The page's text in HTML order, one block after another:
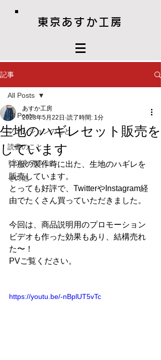
東京あすか工房
記事
All Posts
ファッションのこと
読書のこと
ビジネスのこと
その他
All Posts
生地のハギレセット販売を
しています
あすか工房
2023年5月22日 読了時間: 1分
洋服の製作時に出た、生地のハギレを
販売しています。
とっても好評で、TwitterやInstagram経
由でたくさん買っていただきました。
今回は、商品説明用のプロモーション
ビデオも作った効果もあり、結構売れ
た〜！
PVご覧ください。
https://youtu.be/-nBplUT5vTc